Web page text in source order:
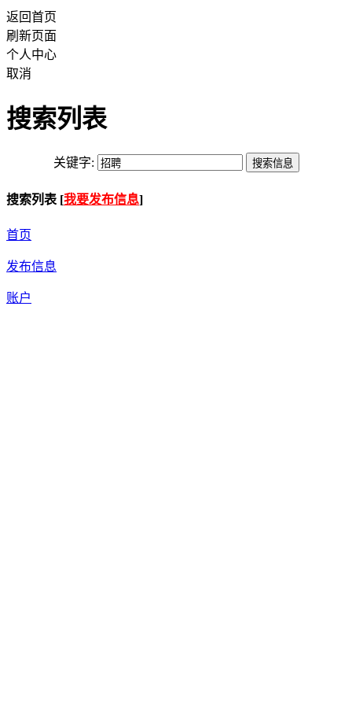
返回首页
刷新页面
个人中心
取消
搜索列表
关键字:
搜索列表 [我要发布信息]
首页
发布信息
账户